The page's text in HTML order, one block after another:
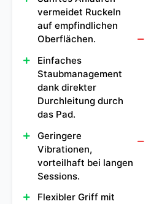
vermeidet Ruckeln
auf empfindlichen
Oberflächen.
Einfaches
Staubmanagement
dank direkter
Durchleitung durch
das Pad.
Geringere
Vibrationen,
vorteilhaft bei langen
Sessions.
Flexibler Griff mit